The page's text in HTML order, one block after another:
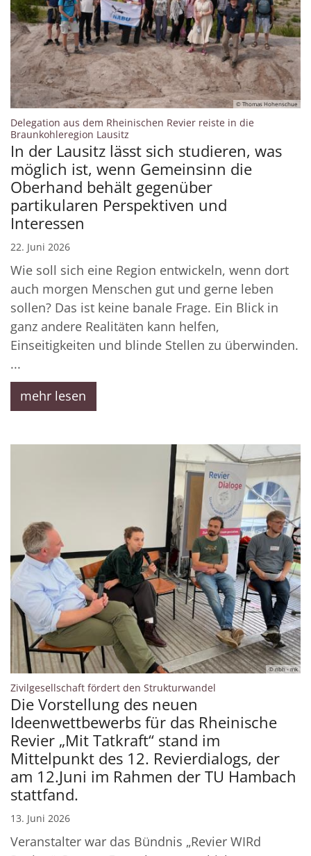
© Thomas Hohenschue
Delegation aus dem Rheinischen Revier reiste in die
Braunkohleregion Lausitz
In der Lausitz lässt sich studieren, was
möglich ist, wenn Gemeinsinn die
Oberhand behält gegenüber
partikularen Perspektiven und
Interessen
22. Juni 2026
Wie soll sich eine Region entwickeln, wenn dort
auch morgen Menschen gut und gerne leben
sollen? Das ist keine banale Frage. Ein Blick in
ganz andere Realitäten kann helfen,
Einseitigkeiten und blinde Stellen zu überwinden.
...
mehr lesen
© nbh - mk
Zivilgesellschaft fördert den Strukturwandel
Die Vorstellung des neuen
Ideenwettbewerbs für das Rheinische
Revier „Mit Tatkraft“ stand im
Mittelpunkt des 12. Revierdialogs, der
am 12.Juni im Rahmen der TU Hambach
stattfand.
13. Juni 2026
Veranstalter war das Bündnis „Revier WIRd